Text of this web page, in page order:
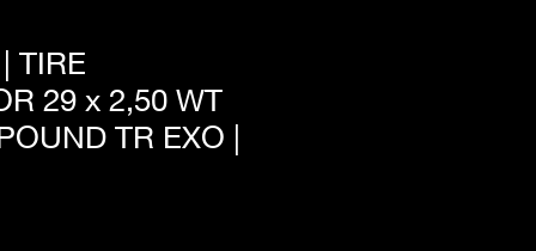
TIRE
29 x 2,50 WT
TR EXO |